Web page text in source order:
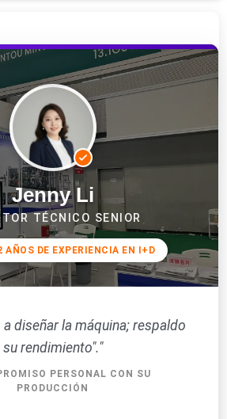
Jenny Li
TÉCNICO SENIOR
AÑOS DE EXPERIENCIA EN I+D
diseñar la máquina; respaldo
su rendimiento"."
PERSONAL CON SU
PRODUCCIÓN